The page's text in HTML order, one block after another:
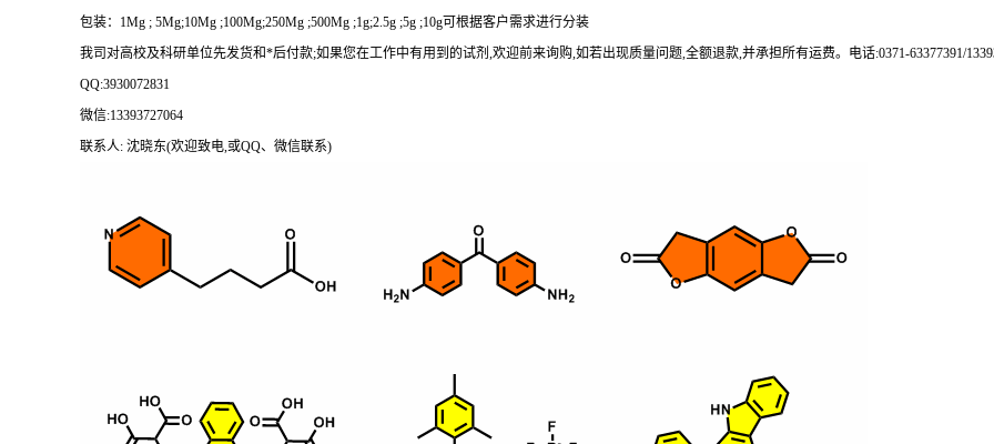
包装： 1Mg ; 5Mg;10Mg ;100Mg;250Mg ;500Mg ;1g;2.5g ;5g ;10g可根据客户需求进行分装
我司对高校及科研单位先发货和*后付款;如果您在工作中有用到的试剂,欢迎前来询购,如若出现质量问题,全额退款,并承担所有运费。电话:0371-63377391/
QQ:3930072831
微信:13393727064
联系人: 沈晓东(欢迎致电,或QQ、微信联系)